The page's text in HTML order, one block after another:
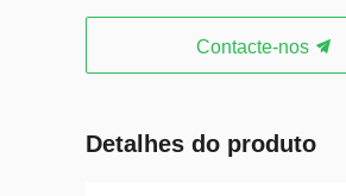
Contacte-nos
Detalhes do produto